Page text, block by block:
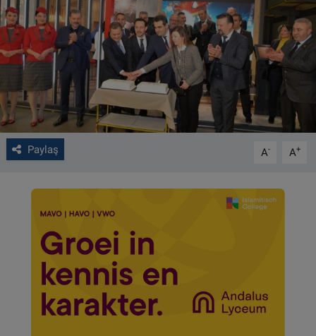
Paylaş A- A+
VIDEO GALERİ
ALGEMENE VOORWAARDEN
CONTACT
Çerez Politikası